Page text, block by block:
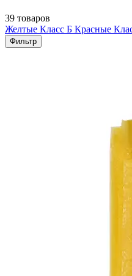
39 товаров
Желтые Класс Б Красные
Фильтр